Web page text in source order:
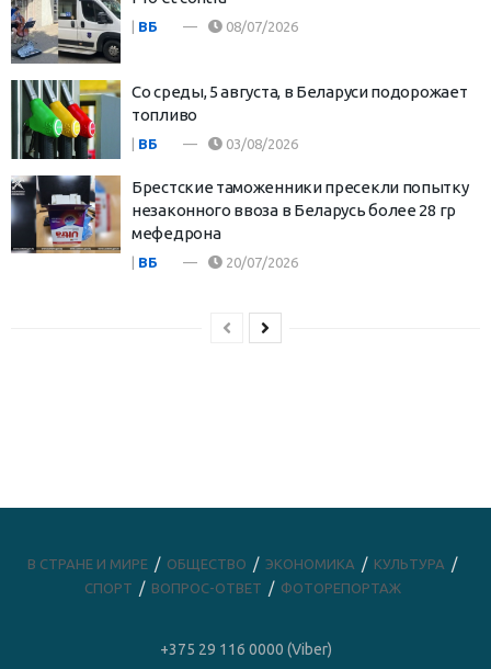
| ВБ 08/07/2026
Со среды, 5 августа, в Беларуси подорожает
топливо
ВБ 03/08/2026
Брестские таможенники пресекли попытку
незаконного ввоза в Беларусь более 28 гр
мефедрона
| ВБ 20/07/2026
В СТРАНЕ И МИРЕ ОБЩЕСТВО ЭКОНОМИКА
КУЛЬТУРА
СПОРТ
ВОПРОС-ОТВЕТ ФОТОРЕПОРТАЖ
+375 29 116 0000 (Viber)